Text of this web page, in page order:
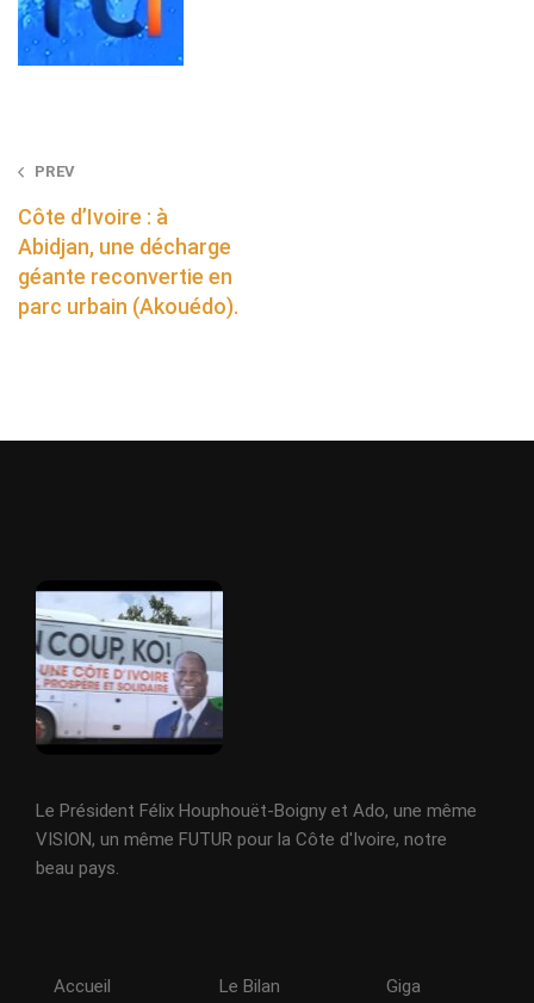
Post
navigation
PREV
Côte d’Ivoire : à
Abidjan, une décharge
géante reconvertie en
parc urbain (Akouédo).
Le Président Félix Houphouët-Boigny et Ado, une même
VISION, un même FUTUR pour la Côte d'Ivoire, notre
beau pays.
Accueil
Le Bilan
Giga